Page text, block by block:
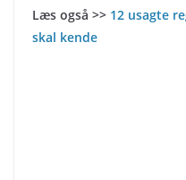
Læs også >> 12 usagte
skal kende